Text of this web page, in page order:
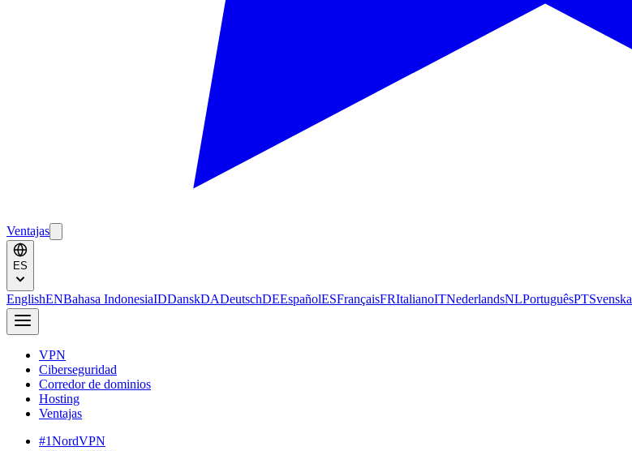
Ventajas
ES
EnglishENBahasa IndonesiaIDDanskDADeutschDEEspañolESFrançaisFRItalianoITNederlandsNLPortuguêsPTSvenska
VPN
Ciberseguridad
Corredor de dominios
Hosting
Ventajas
#1NordVPN